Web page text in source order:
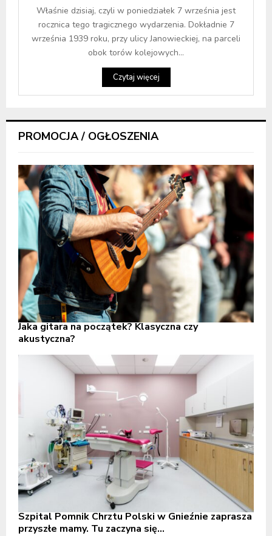
Właśnie dzisiaj, czyli w poniedziałek 7 września jest
rocznica tego tragicznego wydarzenia. Dokładnie 7
września 1939 roku, przy ulicy Janowieckiej, na parceli
obok torów kolejowych...
Czytaj więcej
PROMOCJA / OGŁOSZENIA
Jaka gitara na początek? Klasyczna czy
akustyczna?
Szpital Pomnik Chrztu Polski w Gnieźnie zaprasza
przyszłe mamy. Tu zaczyna się...